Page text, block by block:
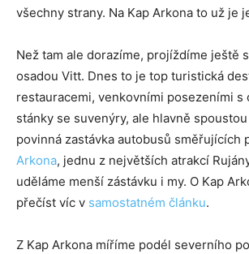
všechny strany. Na Kap Arkona to už je
Než tam ale dorazíme, projíždíme ještě
osadou Vitt. Dnes to je top turistická
restauracemi, venkovními posezeními s
stánky se suvenýry, ale hlavně
povinná zastávka autobusů směřujících
Arkona, jednu z největších atrakcí
uděláme menší zástávku i my. O Kap
přečíst víc v samostatném článku.
Z Kap Arkona míříme podél severního